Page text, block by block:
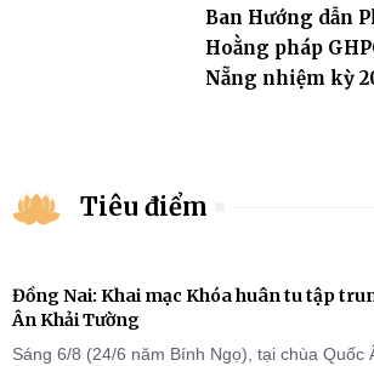
Ban Hướng dẫn
Hoằng pháp
Nẵng nhiệm kỳ
Tiêu điểm
Đồng Nai: Khai mạc Khóa huân tu tập
Ân Khải Tường
Sáng 6/8 (24/6 năm Bính Ngọ), tại chùa Quốc